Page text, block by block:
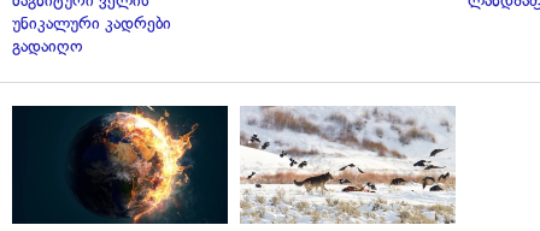
უნიკალური კადრები
გადაიღო